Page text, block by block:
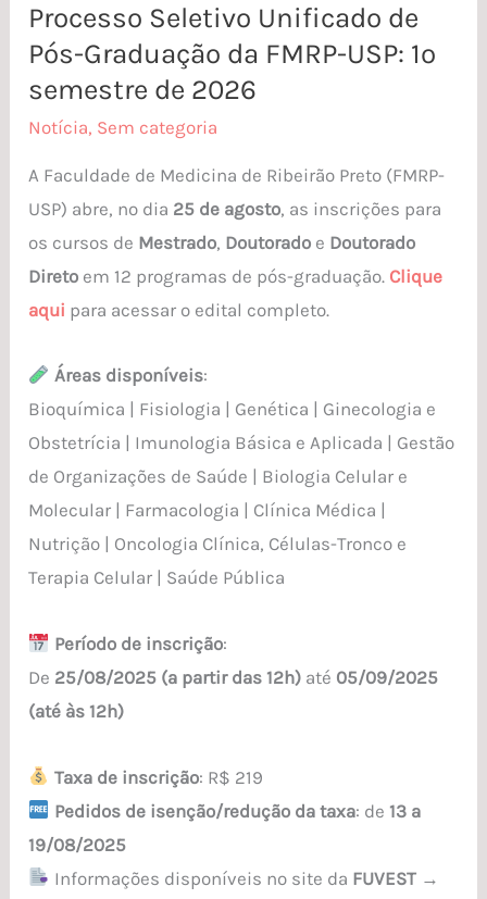
Processo Seletivo Unificado de
Pós-Graduação da FMRP-USP: 1º
semestre de 2026
Notícia, Sem categoria
A Faculdade de Medicina de Ribeirão Preto (FMRP-
USP) abre, no dia 25 de agosto, as inscrições para
os cursos de Mestrado, Doutorado e Doutorado
Direto em 12 programas de pós-graduação. Clique
aqui para acessar o edital completo.
Áreas disponíveis:
Bioquímica | Fisiologia | Genética | Ginecologia e
Obstetrícia | Imunologia Básica e Aplicada | Gestão
de Organizações de Saúde | Biologia Celular e
Molecular | Farmacologia | Clínica Médica |
Nutrição | Oncologia Clínica, Células-Tronco e
Terapia Celular | Saúde Pública
Período de inscrição:
De 25/08/2025 (a partir das 12h) até 05/09/2025
(até às 12h)
Taxa de inscrição: R$ 219
Pedidos de isenção/redução da taxa: de 13 a
19/08/2025
Informações disponíveis no site da FUVEST→
Processo
Seletivo
Unificado
de
Graduação
da
FMRP-
USP:
1º
de
2026